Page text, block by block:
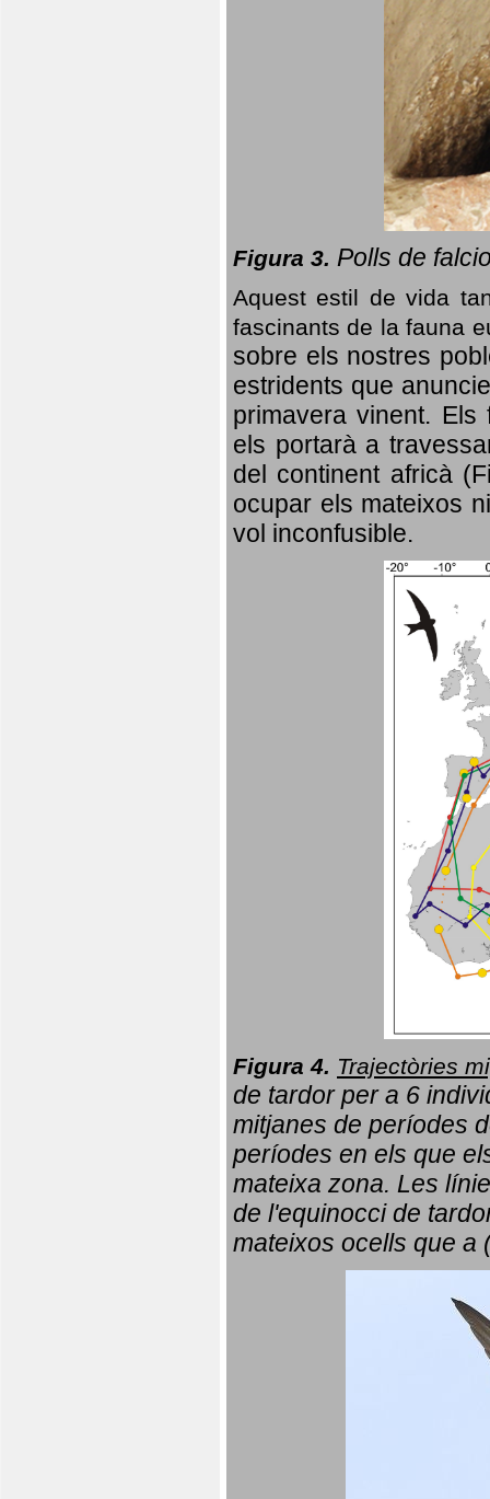
Figura 3. Polls de
Aquest estil de vida
fascinants de la fauna
sobre els nostres
estridents que
primavera vinent. Els
els portarà a
del continent africà
ocupar els mateixos
vol inconfusible.
Figura 4. Trajectòries
de tardor per a 6
mitjanes de períodes
períodes en els que
mateixa zona. Les
de l'equinocci de
mateixos ocells que a